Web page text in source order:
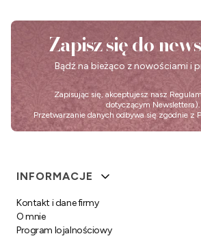
Zapisz się do
Bądź na bieżąco z nowościami i
Zapisując się, akceptujesz nasz
dotyczącym Newslettera).
Przetwarzanie danych odbywa się zgodnie z
Linki w stopce
INFORMACJE
Kontakt i dane firmy
O mnie
Program lojalnościowy